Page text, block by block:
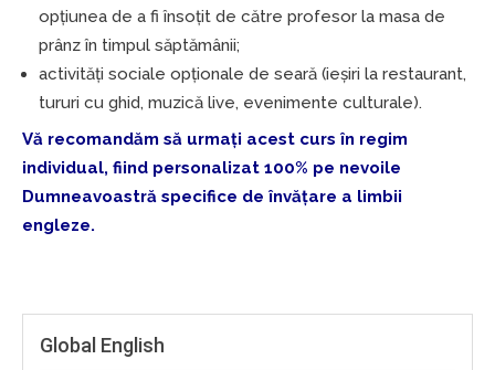
opțiunea de a fi însoțit de către profesor la masa de
prânz în timpul săptămânii;
activități sociale opționale de seară (ieșiri la restaurant,
tururi cu ghid, muzică live, evenimente culturale).
Vă recomandăm să urmați acest curs în regim
individual, fiind personalizat 100% pe nevoile
Dumneavoastră specifice de învățare a limbii
engleze.
Global English